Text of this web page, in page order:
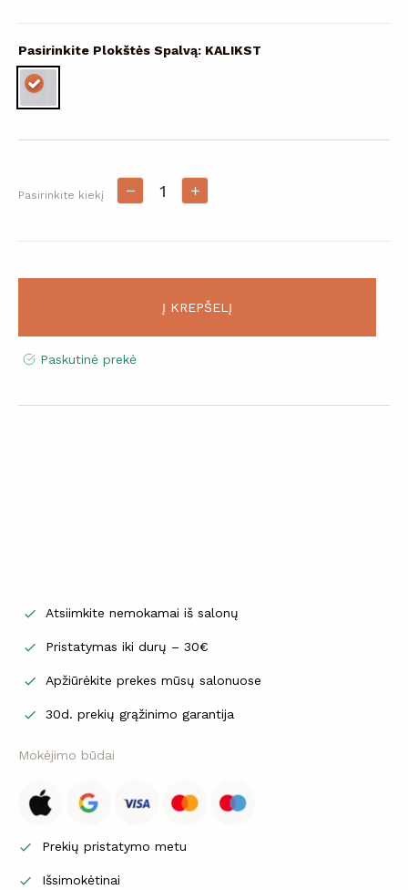
Pasirinkite Plokštės Spalvą: KALIKST
Pasirinkite kiekį
Į KREPŠELĮ
Paskutinė prekė
 Atsiimkite nemokamai iš salonų
 Pristatymas iki durų – 30€
 Apžiūrėkite prekes mūsų salonuose
 30d. prekių grąžinimo garantija
Mokėjimo būdai
 Prekių pristatymo metu
 Išsimokėtinai